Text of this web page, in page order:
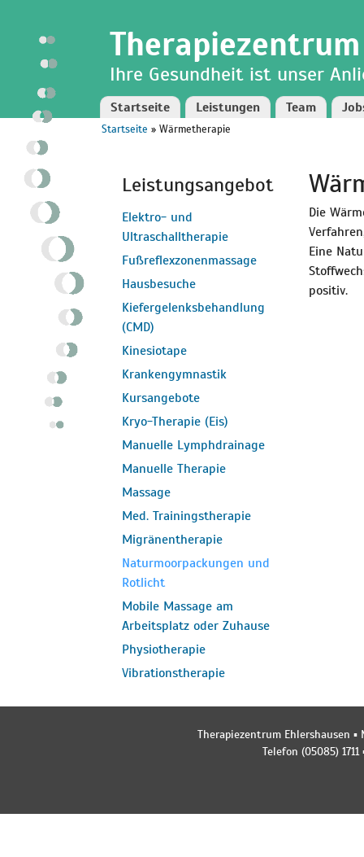
Ihre Gesundheit ist unser
Startseite Leistungen Team
Startseite » Wärmetherapie
Die
Eine
positiv.
Leistungsangebot
Elektro- und
Ultraschalltherapie
Fußreflexzonenmassage
Hausbesuche
Kiefergelenksbehandlung
(CMD)
Kinesiotape
Krankengymnastik
Kursangebote
Kryo-Therapie (Eis)
Manuelle Lymphdrainage
Manuelle Therapie
Massage
Med. Trainingstherapie
Migränentherapie
Naturmoorpackungen und
Rotlicht
Mobile Massage am
Arbeitsplatz oder Zuhause
Physiotherapie
Vibrationstherapie
Therapiezentrum Ehlershausen ▪
Telefon (05085)